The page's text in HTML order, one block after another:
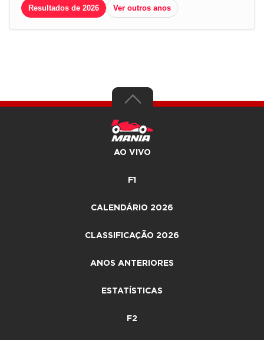
Resultados de 2026 Ver outros anos
AO VIVO
F1
CALENDÁRIO 2026
CLASSIFICAÇÃO 2026
ANOS ANTERIORES
ESTATÍSTICAS
F2